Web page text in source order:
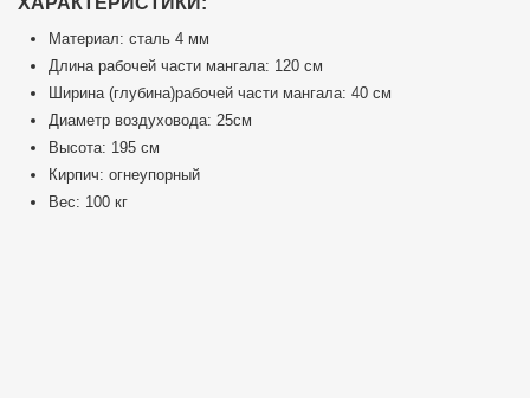
Материал: сталь 4 мм
Длина рабочей части мангала: 120 см
Ширина (глубина)рабочей части мангала: 40 см
Диаметр воздуховода: 25см
Высота: 195 см
Кирпич: огнеупорный
Вес: 100 кг